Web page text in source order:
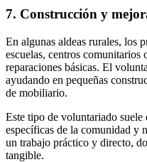
7. Construcción y
En algunas aldeas rurales, los
escuelas, centros comunitarios
reparaciones básicas. El
ayudando en pequeñas
de mobiliario.
Este tipo de voluntariado suele
específicas de la comunidad y
un trabajo práctico y directo,
tangible.